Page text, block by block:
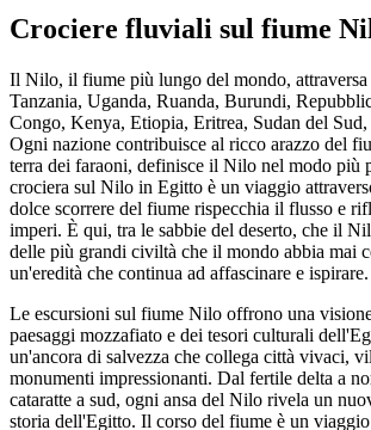
Crociere fluviali sul fiume
Il Nilo, il fiume più lungo del mondo, attraversa
Tanzania, Uganda, Ruanda, Burundi,
Congo, Kenya, Etiopia, Eritrea, Sudan del
Ogni nazione contribuisce al ricco arazzo del
terra dei faraoni, definisce il Nilo nel modo più
crociera sul Nilo in Egitto è un viaggio
dolce scorrere del fiume rispecchia il flusso e
imperi. È qui, tra le sabbie del deserto, che il
delle più grandi civiltà che il mondo abbia mai
un'eredità che continua ad affascinare e ispirare.
Le escursioni sul fiume Nilo offrono una
paesaggi mozzafiato e dei tesori culturali
un'ancora di salvezza che collega città vivaci,
monumenti impressionanti. Dal fertile delta a
cataratte a sud, ogni ansa del Nilo rivela un
storia dell'Egitto. Il corso del fiume è un